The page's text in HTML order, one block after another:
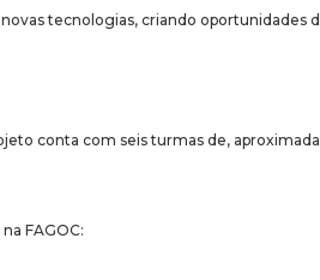
tecnologias, criando oportunidades
conta com seis turmas de,
FAGOC: